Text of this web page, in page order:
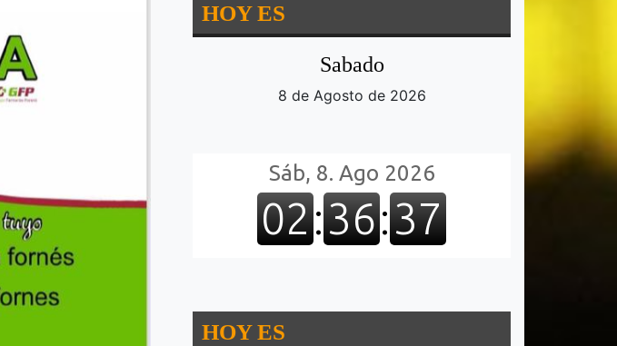
HOY ES
Sabado
8 de Agosto de 2026
HOY ES